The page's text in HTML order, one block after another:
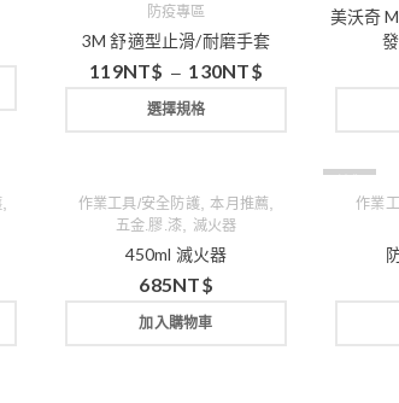
防疫專區
3M 舒適型止滑/耐磨手套
119NT$ – 130NT$
選擇規格
美沃奇
作業工具/安全防護, 本月推薦
五金.膠.漆 滅火器
450ml 滅火器
685NT$
加入購物車
作業